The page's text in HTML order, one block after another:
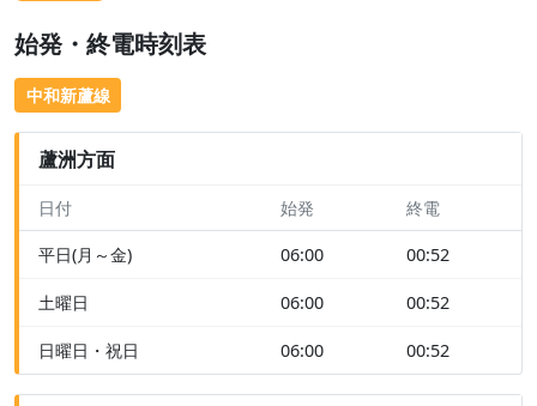
始発・終電時刻表
中和新蘆線
蘆洲方面
日付 始発 終電
平日(月～金) 06:00 00:52
土曜日 06:00 00:52
日曜日・祝日 06:00 00:52